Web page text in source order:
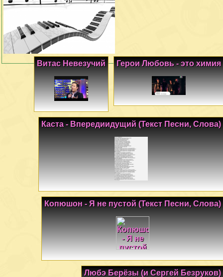
Герои Любовь - это химия
Витас Невезучий
Каста - Впередиидущий (Текст Песни, Слова)
Копюшон - Я не пустой (Текст Песни, Слова)
Любэ Берёзы (и Сергей Безруков)